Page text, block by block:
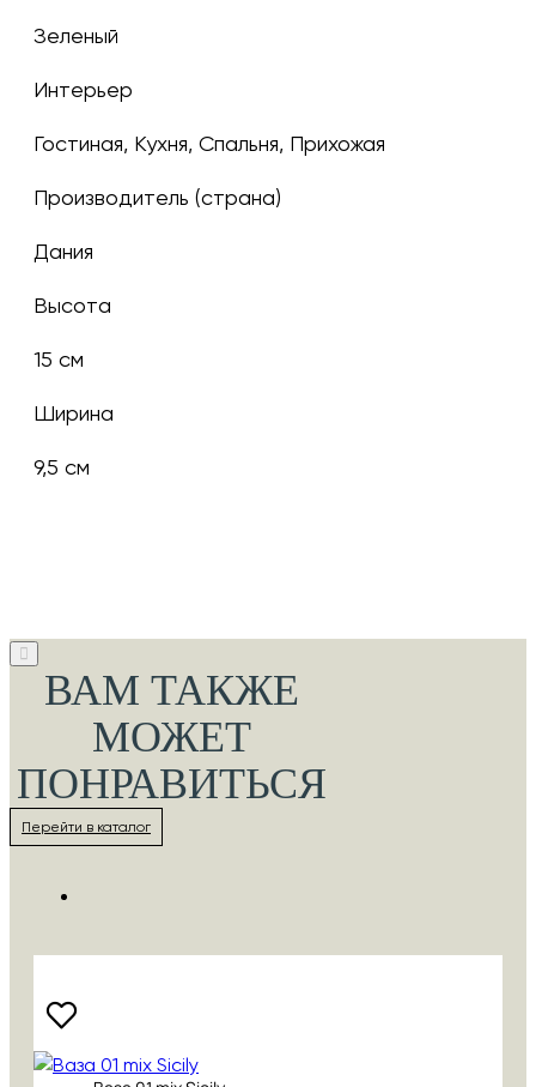
зеленый
Интерьер
Гостиная, Кухня, Спальня, Прихожая
Производитель (страна)
Дания
Высота
15 см
Ширина
9,5 см
ВАМ ТАКЖЕ
МОЖЕТ
ПОНРАВИТЬСЯ
Перейти в каталог